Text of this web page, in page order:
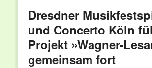
Dresdner
und Concerto Köln
Projekt »Wagner-
gemeinsam fort